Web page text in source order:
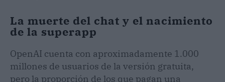
La muerte del chat y el nacimiento
de la superapp
OpenAI cuenta con aproximadamente 1.000
millones de usuarios de la versión gratuita,
pero la proporción de los que pagan una